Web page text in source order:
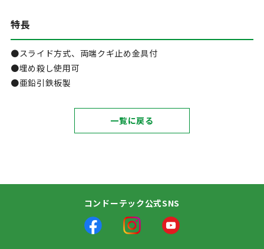
特長
●スライド方式、両端クギ止め金具付
●埋め殺し使用可
●亜鉛引鉄板製
一覧に戻る
コンドーテック公式SNS